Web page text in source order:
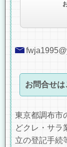
お問合せは
東京都調布市
どクレ・サラ
立の登記手続